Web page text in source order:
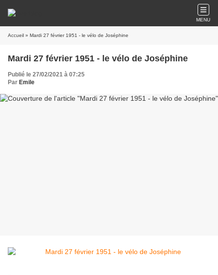
MENU
Accueil » Mardi 27 février 1951 - le vélo de Joséphine
Mardi 27 février 1951 - le vélo de Joséphine
Publié le 27/02/2021 à 07:25
Par Emile